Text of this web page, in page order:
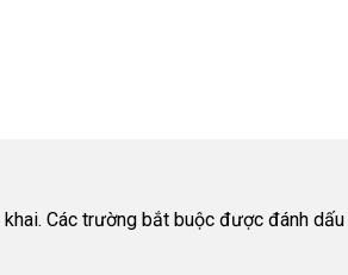
Các trường bắt buộc được đánh dấu